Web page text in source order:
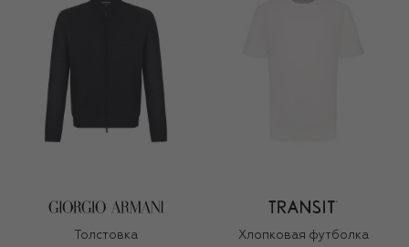
Толстовка
Хлопковая футболка